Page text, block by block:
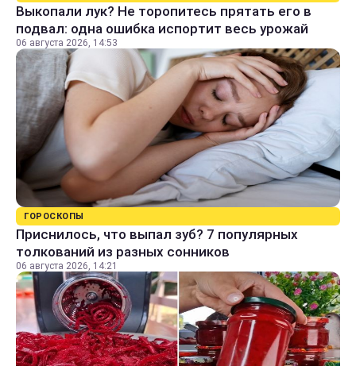
Выкопали лук? Не торопитесь прятать его в
подвал: одна ошибка испортит весь урожай
06 августа 2026, 14:53
ГОРОСКОПЫ
Приснилось, что выпал зуб? 7 популярных
толкований из разных сонников
06 августа 2026, 14:21